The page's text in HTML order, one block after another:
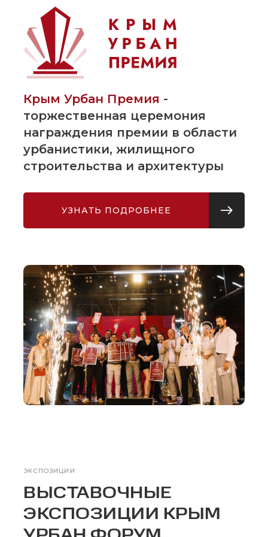
Крым Урбан Премия -
торжественная церемония
награждения премии в области
урбанистики, жилищного
строительства и архитектуры
УЗНАТЬ ПОДРОБНЕЕ
ЭКСПОЗИЦИИ
ВЫСТАВОЧНЫЕ
ЭКСПОЗИЦИИ КРЫМ